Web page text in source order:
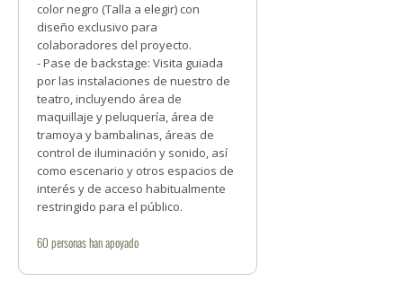
color negro (Talla a elegir) con
diseño exclusivo para
colaboradores del proyecto.
- Pase de backstage: Visita guiada
por las instalaciones de nuestro de
teatro, incluyendo área de
maquillaje y peluquería, área de
tramoya y bambalinas, áreas de
control de iluminación y sonido, así
como escenario y otros espacios de
interés y de acceso habitualmente
restringido para el público.
60 personashan apoyado